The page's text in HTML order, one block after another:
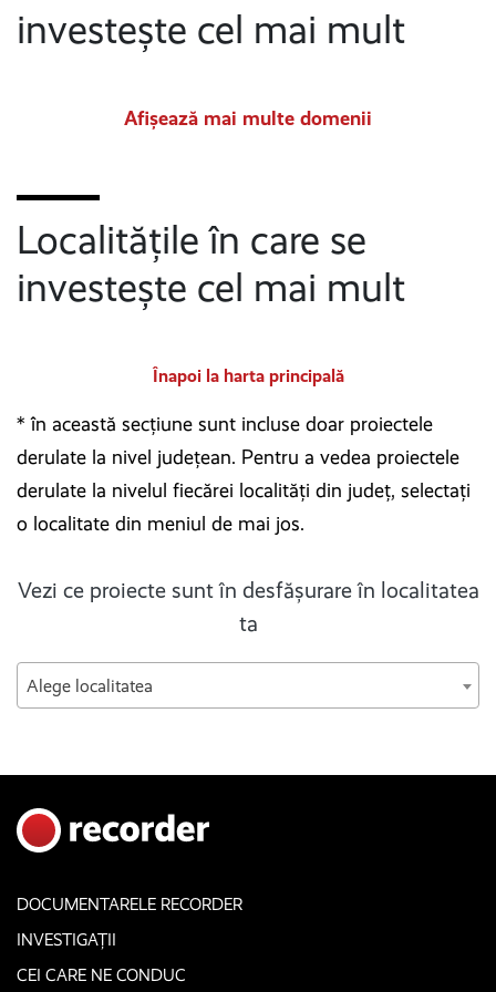
investește cel mai mult
Afișează mai multe domenii
Localitățile în care se
investește cel mai mult
Înapoi la harta principală
* în această secțiune sunt incluse doar proiectele
derulate la nivel județean. Pentru a vedea proiectele
derulate la nivelul fiecărei localități din județ, selectați
o localitate din meniul de mai jos.
Vezi ce proiecte sunt în desfășurare în localitatea
ta
Alege localitatea
DOCUMENTARELE RECORDER
INVESTIGAȚII
CEI CARE NE CONDUC